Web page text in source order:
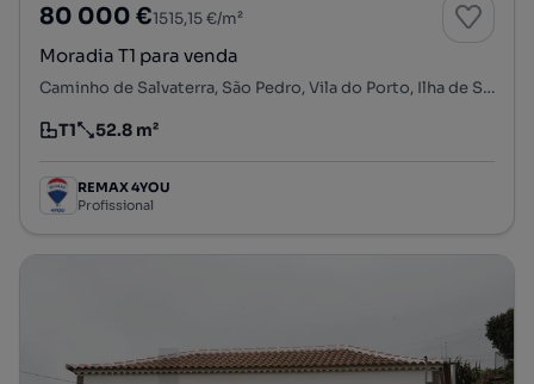
80 000 €1515,15 €/m²
Moradia T1 para venda
Caminho de Salvaterra, São Pedro, Vila do Porto, Ilha de Santa Maria
Tipologia
T1
Preço por metro quadrado
52.8 m²
REMAX 4YOU
Profissional